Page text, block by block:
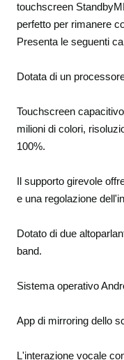
touchscreen
perfetto per rimanere
Presenta le seguenti
Dotata di un
Touchscreen
milioni di colori,
100%.
Il supporto girevole
e una regolazione
Dotato di due
band.
Sistema operativo
App di mirroring dello
L'interazione vocale